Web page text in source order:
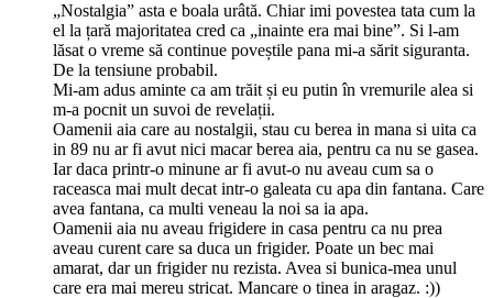
„Nostalgia” asta e boala urâtă. Chiar imi povestea tata cum la
el la țară majoritatea cred ca „inainte era mai bine”. Si l-am
lăsat o vreme să continue poveștile pana mi-a sărit siguranta.
De la tensiune probabil.
Mi-am adus aminte ca am trăit și eu putin în vremurile alea si
m-a pocnit un suvoi de revelații.
Oamenii aia care au nostalgii, stau cu berea in mana si uita ca
in 89 nu ar fi avut nici macar berea aia, pentru ca nu se gasea.
Iar daca printr-o minune ar fi avut-o nu aveau cum sa o
raceasca mai mult decat intr-o galeata cu apa din fantana. Care
avea fantana, ca multi veneau la noi sa ia apa.
Oamenii aia nu aveau frigidere in casa pentru ca nu prea
aveau curent care sa duca un frigider. Poate un bec mai
amarat, dar un frigider nu rezista. Avea si bunica-mea unul
care era mai mereu stricat. Mancare o tinea in aragaz. :))